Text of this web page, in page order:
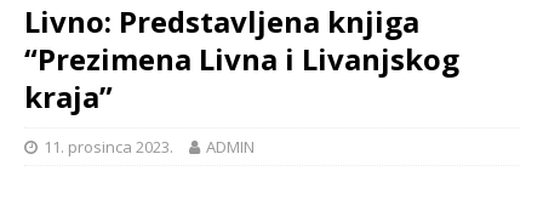
Livno: Predstavljena knjiga
“Prezimena Livna i Livanjskog
kraja”
11. prosinca 2023. ADMIN